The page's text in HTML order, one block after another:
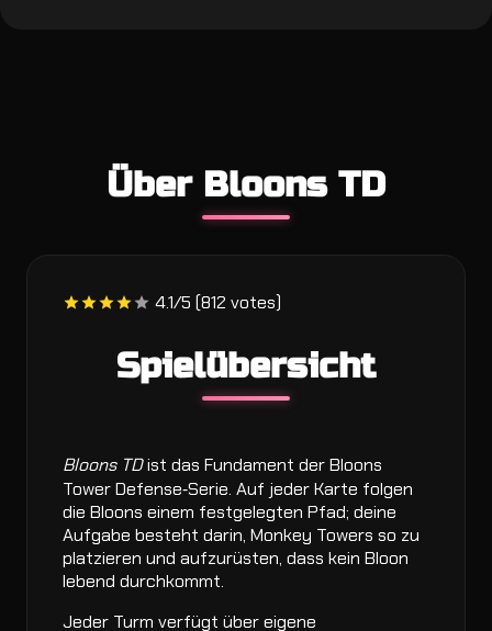
Über Bloons TD
4.1/5 (812 votes)
Spielübersicht
Bloons TDist das Fundament der Bloons
Tower Defense‑Serie. Auf jeder Karte folgen
die Bloons einem festgelegten Pfad; deine
Aufgabe besteht darin, Monkey Towers so zu
platzieren und aufzurüsten, dass kein Bloon
lebend durchkommt.
Jeder Turm verfügt über eigene